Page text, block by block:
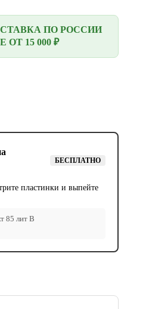
ПО РОССИИ
ОТ 15 000 ₽
БЕСПЛАТНО
пластинки и выпейте
85 лит В